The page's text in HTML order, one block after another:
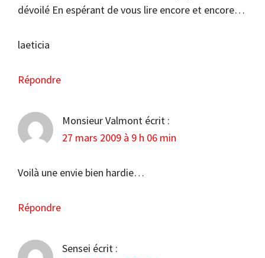
dévoilé En espérant de vous lire encore et encore…
laeticia
Répondre
Monsieur Valmont écrit :
27 mars 2009 à 9 h 06 min
Voilà une envie bien hardie…
Répondre
Sensei écrit :